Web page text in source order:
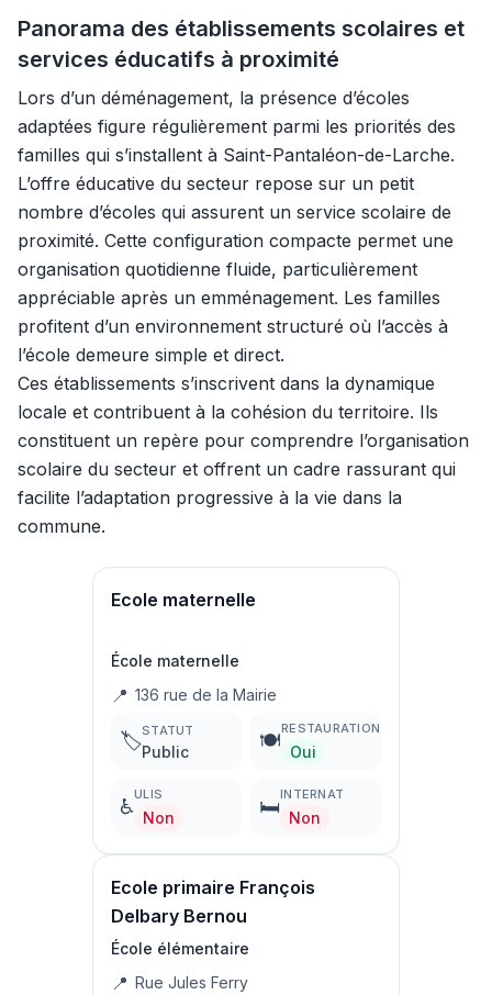
Panorama des établissements scolaires et
services éducatifs à proximité
Lors d’un déménagement, la présence d’écoles
adaptées figure régulièrement parmi les priorités des
familles qui s’installent à Saint-Pantaléon-de-Larche.
L’offre éducative du secteur repose sur un petit
nombre d’écoles qui assurent un service scolaire de
proximité. Cette configuration compacte permet une
organisation quotidienne fluide, particulièrement
appréciable après un emménagement. Les familles
profitent d’un environnement structuré où l’accès à
l’école demeure simple et direct.
Ces établissements s’inscrivent dans la dynamique
locale et contribuent à la cohésion du territoire. Ils
constituent un repère pour comprendre l’organisation
scolaire du secteur et offrent un cadre rassurant qui
facilite l’adaptation progressive à la vie dans la
commune.
Ecole maternelle
École maternelle
📍 136 rue de la Mairie
🏷️STATUT
Public 🍽️
RESTAURATION
Oui
♿
ULIS
Non 🛏️
INTERNAT
Non
Ecole primaire François
Delbary Bernou
École élémentaire
📍 Rue Jules Ferry